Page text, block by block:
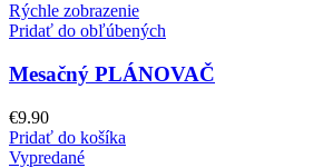
Rýchle zobrazenie
Pridať do obľúbených
Mesačný PLÁNOVAČ
€9.90
Pridať do košíka
Vypredané